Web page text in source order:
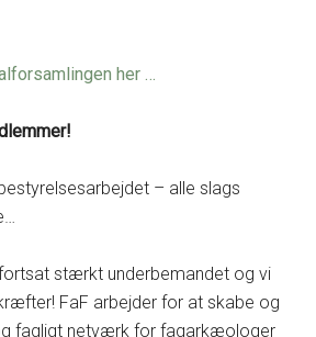
her …
– alle slags
fortsat stærkt underbemandet og vi
FaF arbejder for at skabe og
fagligt netværk for fagarkæologer